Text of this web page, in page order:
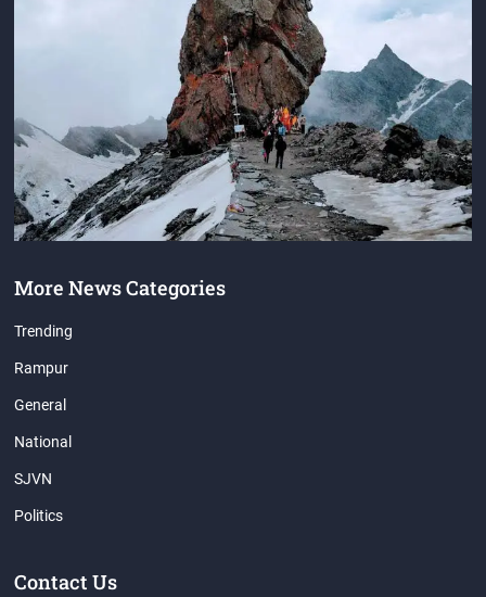
More News Categories
Trending
Rampur
General
National
SJVN
Politics
Contact Us